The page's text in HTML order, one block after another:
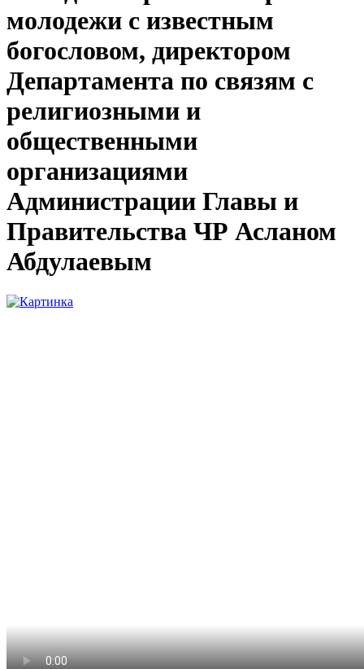
молодежи с известным
богословом, директором
Департамента по связям с
религиозными и
общественными
организациями
Администрации Главы и
Правительства ЧР Асланом
Абдулаевым